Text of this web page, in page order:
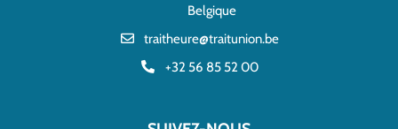
Belgique
traitheure@traitunion.be
+32 56 85 52 00